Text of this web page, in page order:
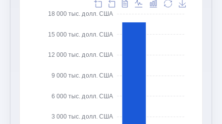
3 000 тыс. долл. США
6 000 тыс. долл. США
9 000 тыс. долл. США
12 000 тыс. долл. США
15 000 тыс. долл. США
18 000 тыс. долл. США